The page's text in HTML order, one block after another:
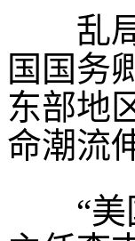
乱局
国国务
东部地
命潮流
“美国